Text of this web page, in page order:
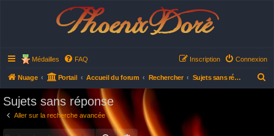
Phoenix Doré
Médailles FAQ Connexion
Inscription
Nuage Portail Accueil du forum Rechercher Sujets sans réponse
Sujets sans réponse
Aller sur la recherche avancée